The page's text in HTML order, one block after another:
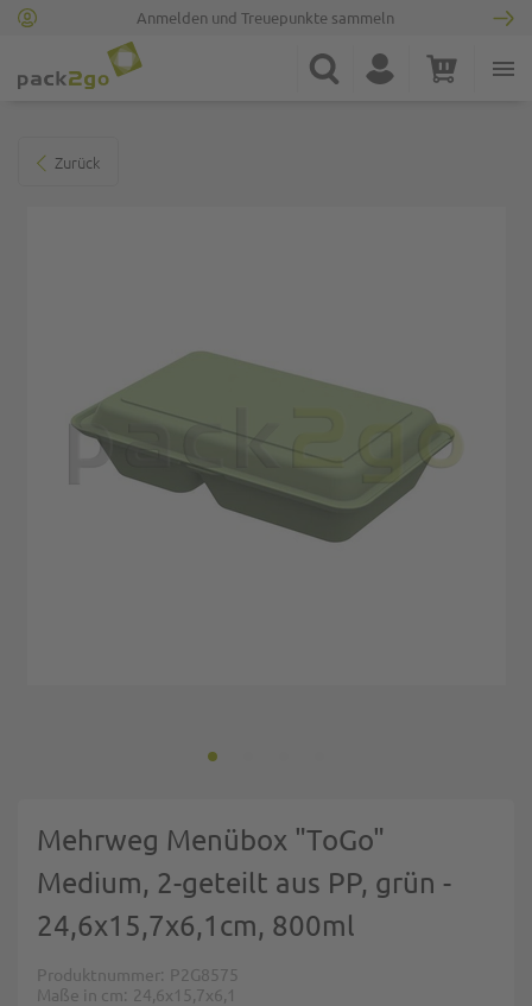
Anmelden und Treuepunkte sammeln
Suche Konto Warenkorb
Zurück
Mehrweg Menübox "ToGo"
Medium, 2-geteilt aus PP, grün -
24,6x15,7x6,1cm, 800ml
Produktnummer P2G8575
Maße in cm
24,6x15,7x6,1